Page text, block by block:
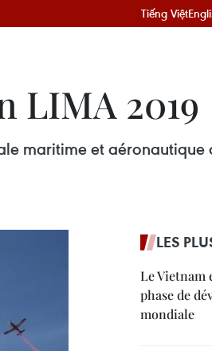
Tiếng Việt
LIMA 2019
maritime et aéronautique
LES
Le Vietnam
phase de
mondiale